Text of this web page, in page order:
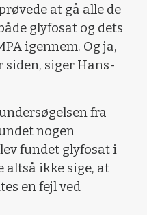
at gå alle de
glyfosat og dets
igennem. Og ja,
siden, siger Hans-
fra
nogen
fundet glyfosat i
altså ikke sige, at
en fejl ved